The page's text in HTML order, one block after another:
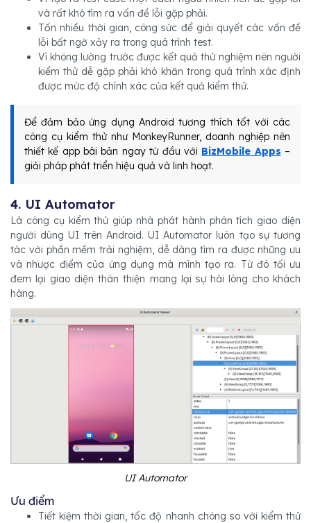
và rất khó tìm ra vấn đề lỗi gặp phải.
Tốn nhiều thời gian, công sức để giải quyết các vấn đề
lỗi bất ngờ xảy ra trong quá trình test.
Vì không lường trước được kết quả thử nghiệm nên người
kiểm thử dễ gặp phải khó khăn trong quá trình xác định
được mức độ chính xác của kết quả kiểm thử.
Để đảm bảo ứng dụng Android tương thích tốt với các
công cụ kiểm thử như MonkeyRunner, doanh nghiệp nên
thiết kế app bài bản ngay từ đầu với BizMobile Apps –
giải pháp phát triển hiệu quả và linh hoạt.
4. UI Automator
Là công cụ kiểm thử giúp nhà phát hành phân tích giao diện
người dùng UI trên Android. UI Automator luôn tạo sự tương
tác với phần mềm trải nghiệm, dễ dàng tìm ra được những ưu
và nhược điểm của ứng dụng mà mình tạo ra. Từ đó tối ưu
đem lại giao diện thân thiện mang lại sự hài lòng cho khách
hàng.
UI Automator
Ưu điểm
Tiết kiệm thời gian, tốc độ nhanh chóng so với kiểm thử